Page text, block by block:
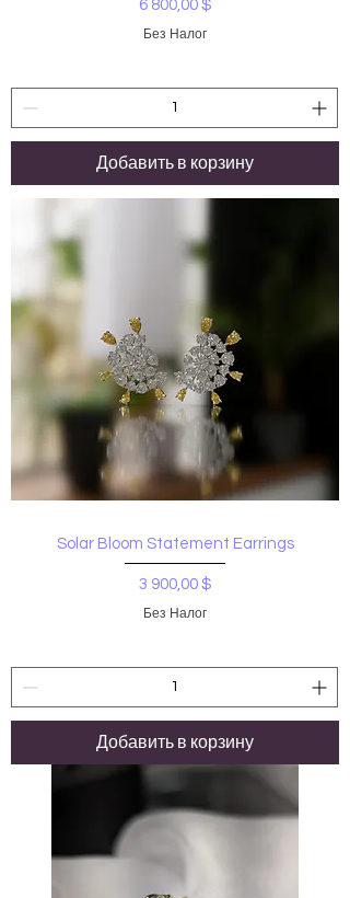
Цена
6 800,00 $
Без Налог
Добавить в корзину
Solar Bloom Statement Earrings
Цена
3 900,00 $
Без Налог
Добавить в корзину